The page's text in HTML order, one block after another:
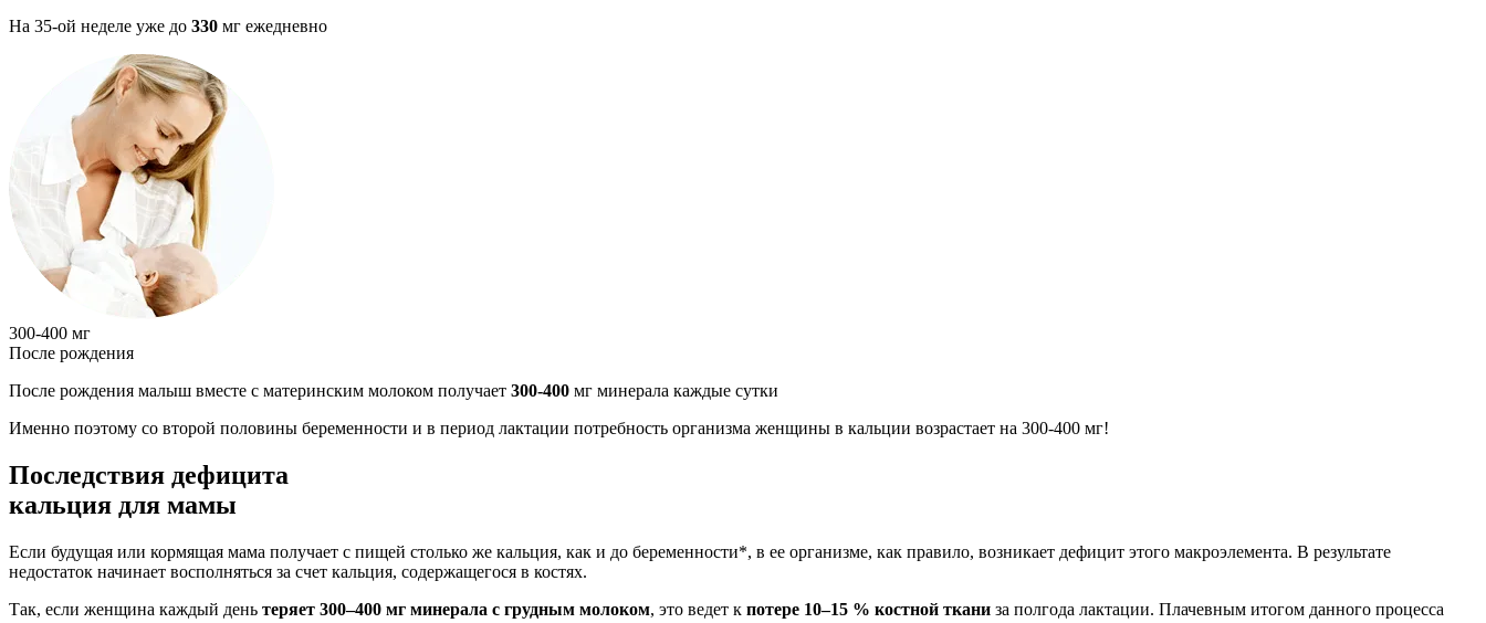
На 35-ой неделе уже до 330 мг ежедневно
300-400 мг
После рождения
После рождения малыш вместе с материнским молоком получает 300-400 мг минерала каждые сутки
Именно поэтому со второй половины беременности и в период лактации потребность организма женщины в кальции возрастает на 300-400 мг!
Последствия дефицита
кальция для мамы
Если будущая или кормящая мама получает с пищей столько же кальция, как и до беременности*, в ее организме, как правило, возникает дефицит этого макроэлемента. В результате
недостаток начинает восполняться за счет кальция, содержащегося в костях.
Так, если женщина каждый день теряет 300–400 мг минерала с грудным молоком, это ведет к потере 10–15 % костной ткани за полгода лактации. Плачевным итогом данного процесса